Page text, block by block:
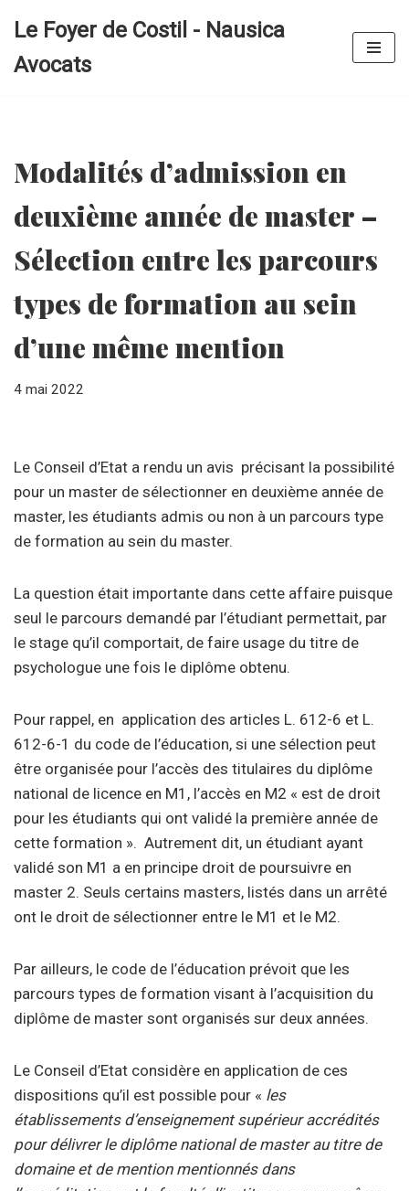
au
Le Foyer de Costil - Nausica
Avocats
Modalités d’admission en
deuxième année de master –
Sélection entre les parcours
types de formation au sein
d’une même mention
4 mai 2022
Le Conseil d’Etat a rendu un avis précisant la possibilité
pour un master de sélectionner en deuxième année de
master, les étudiants admis ou non à un parcours type
de formation au sein du master.
La question était importante dans cette affaire puisque
seul le parcours demandé par l’étudiant permettait, par
le stage qu’il comportait, de faire usage du titre de
psychologue une fois le diplôme obtenu.
Pour rappel, en application des articles L. 612-6 et L.
612-6-1 du code de l’éducation, si une sélection peut
être organisée pour l’accès des titulaires du diplôme
national de licence en M1, l’accès en M2 « est de droit
pour les étudiants qui ont validé la première année de
cette formation ». Autrement dit, un étudiant ayant
validé son M1 a en principe droit de poursuivre en
master 2. Seuls certains masters, listés dans un arrêté
ont le droit de sélectionner entre le M1 et le M2.
Par ailleurs, le code de l’éducation prévoit que les
parcours types de formation visant à l’acquisition du
diplôme de master sont organisés sur deux années.
Le Conseil d’Etat considère en application de ces
dispositions qu’il est possible pour « les
établissements d’enseignement supérieur accrédités
pour délivrer le diplôme national de master au titre de
domaine et de mention mentionnés dans